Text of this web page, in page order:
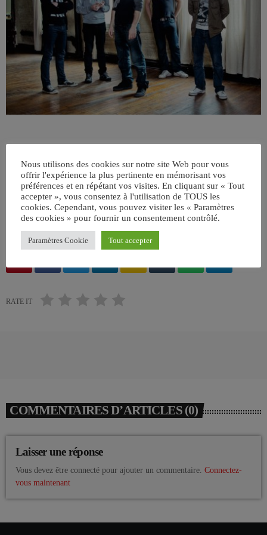
ÉCRIT PAR:JEAN-CLAUDE
RATE IT
COMMENTAIRES D’ARTICLES (0)
Laisser une réponse
Vous devez être connecté pour ajouter un commentaire. Connectez-
vous maintenant
Nous utilisons des cookies sur notre site Web pour vous
offrir l'expérience la plus pertinente en mémorisant vos
préférences et en répétant vos visites. En cliquant sur « Tout
accepter », vous consentez à l'utilisation de TOUS les
cookies. Cependant, vous pouvez visiter les « Paramètres
des cookies » pour fournir un consentement contrôlé.
Paramètres Cookie Tout accepter